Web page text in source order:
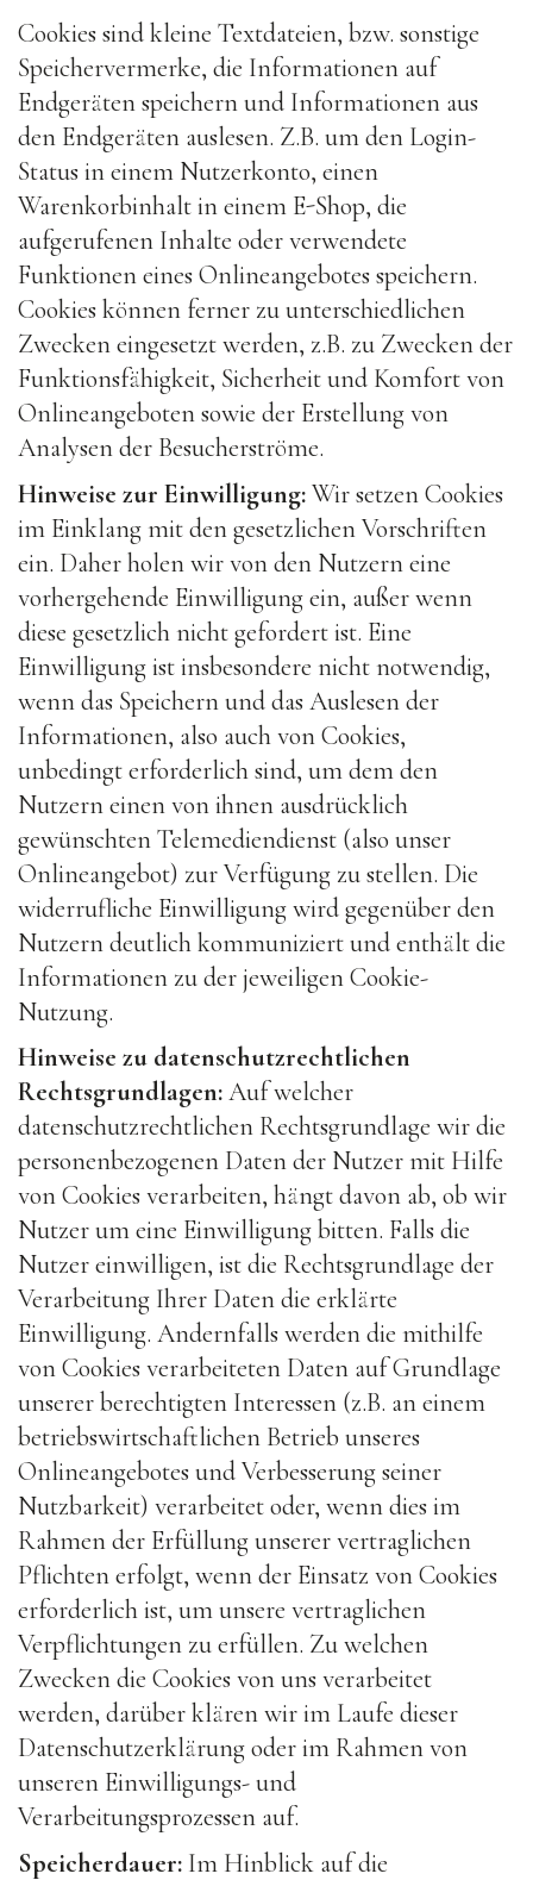
Cookies sind kleine Textdateien, bzw. sonstige
Speichervermerke, die Informationen auf
Endgeräten speichern und Informationen aus
den Endgeräten auslesen. Z.B. um den Login-
Status in einem Nutzerkonto, einen
Warenkorbinhalt in einem E-Shop, die
aufgerufenen Inhalte oder verwendete
Funktionen eines Onlineangebotes speichern.
Cookies können ferner zu unterschiedlichen
Zwecken eingesetzt werden, z.B. zu Zwecken der
Funktionsfähigkeit, Sicherheit und Komfort von
Onlineangeboten sowie der Erstellung von
Analysen der Besucherströme.
Hinweise zur Einwilligung:Wir setzen Cookies
im Einklang mit den gesetzlichen Vorschriften
ein. Daher holen wir von den Nutzern eine
vorhergehende Einwilligung ein, außer wenn
diese gesetzlich nicht gefordert ist. Eine
Einwilligung ist insbesondere nicht notwendig,
wenn das Speichern und das Auslesen der
Informationen, also auch von Cookies,
unbedingt erforderlich sind, um dem den
Nutzern einen von ihnen ausdrücklich
gewünschten Telemediendienst (also unser
Onlineangebot) zur Verfügung zu stellen. Die
widerrufliche Einwilligung wird gegenüber den
Nutzern deutlich kommuniziert und enthält die
Informationen zu der jeweiligen Cookie-
Nutzung.
Hinweise zu datenschutzrechtlichen
Rechtsgrundlagen:Auf welcher
datenschutzrechtlichen Rechtsgrundlage wir die
personenbezogenen Daten der Nutzer mit Hilfe
von Cookies verarbeiten, hängt davon ab, ob wir
Nutzer um eine Einwilligung bitten. Falls die
Nutzer einwilligen, ist die Rechtsgrundlage der
Verarbeitung Ihrer Daten die erklärte
Einwilligung. Andernfalls werden die mithilfe
von Cookies verarbeiteten Daten auf Grundlage
unserer berechtigten Interessen (z.B. an einem
betriebswirtschaftlichen Betrieb unseres
Onlineangebotes und Verbesserung seiner
Nutzbarkeit) verarbeitet oder, wenn dies im
Rahmen der Erfüllung unserer vertraglichen
Pflichten erfolgt, wenn der Einsatz von Cookies
erforderlich ist, um unsere vertraglichen
Verpflichtungen zu erfüllen. Zu welchen
Zwecken die Cookies von uns verarbeitet
werden, darüber klären wir im Laufe dieser
Datenschutzerklärung oder im Rahmen von
unseren Einwilligungs- und
Verarbeitungsprozessen auf.
Speicherdauer: Im Hinblick auf die